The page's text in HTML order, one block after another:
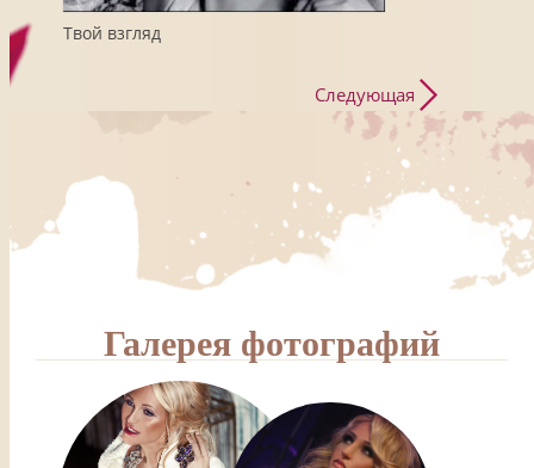
Твой взгляд
Следующая
Галерея фотографий